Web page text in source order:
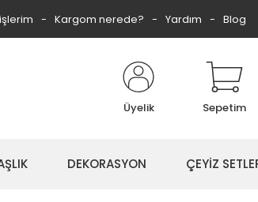
Kargom nerede? Yardım Blog
Üyelik Sepetim
DEKORASYON ÇEYİZ